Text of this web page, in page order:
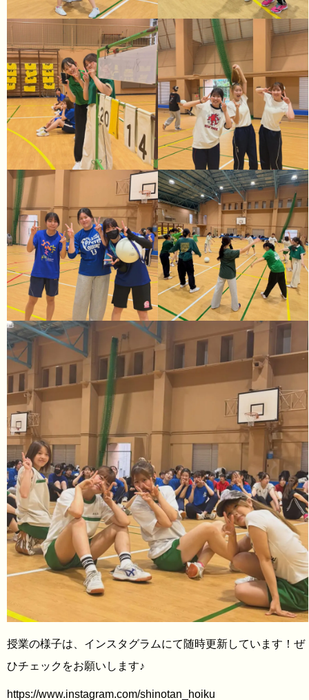
授業の様子は、インスタグラムにて随時更新しています！ぜ
ひチェックをお願いします♪
https://www.instagram.com/shinotan_hoiku